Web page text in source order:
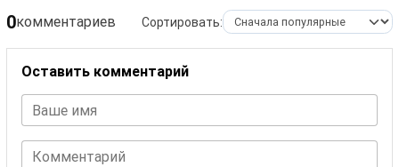
0комментариев Сортировать:
Оставить комментарий
Ваше имя
Комментарий